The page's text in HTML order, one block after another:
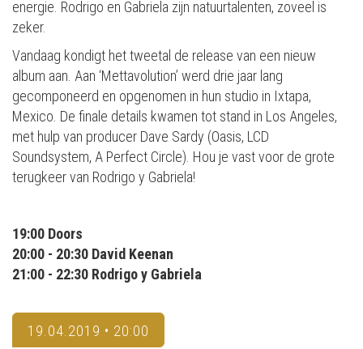
energie. Rodrigo en Gabriela zijn natuurtalenten, zoveel is
zeker.
Vandaag kondigt het tweetal de release van een nieuw
album aan. Aan ‘Mettavolution’ werd drie jaar lang
gecomponeerd en opgenomen in hun studio in Ixtapa,
Mexico. De finale details kwamen tot stand in Los Angeles,
met hulp van producer Dave Sardy (Oasis, LCD
Soundsystem, A Perfect Circle). Hou je vast voor de grote
terugkeer van Rodrigo y Gabriela!
19:00 Doors
20:00 - 20:30 David Keenan
21:00 - 22:30 Rodrigo y Gabriela
19.04.2019 • 20:00